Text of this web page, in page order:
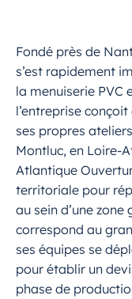
Fondé près de
s’est rapidement
la menuiserie PVC
l’entreprise
ses propres
Montluc, en Loire-
Atlantique
territoriale pour
au sein d’une
correspond au
ses équipes se
pour établir un
phase de